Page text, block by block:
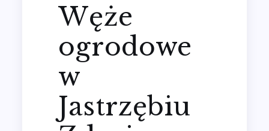
Węże
ogrodowe
w
Jastrzębiu